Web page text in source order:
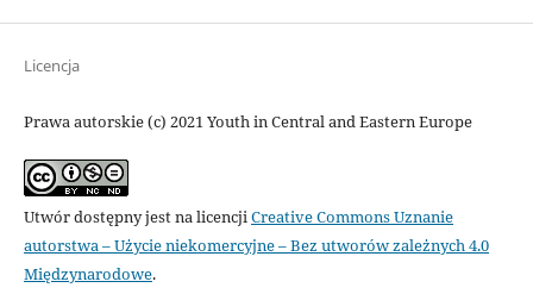
Licencja
Prawa autorskie (c) 2021 Youth in Central and Eastern Europe
Utwór dostępny jest na licencjiCreative Commons Uznanie
autorstwa – Użycie niekomercyjne – Bez utworów zależnych 4.0
Międzynarodowe.